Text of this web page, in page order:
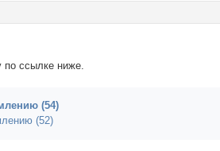
по ссылке ниже.
(54)
(52)